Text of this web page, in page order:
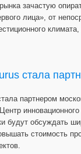
зачастую
лица», от
стала
партнером
инновационного
будут обсуждать
стоимость